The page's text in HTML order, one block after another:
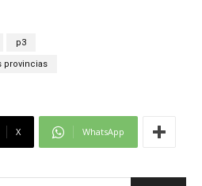
p3
provincias
X WhatsApp